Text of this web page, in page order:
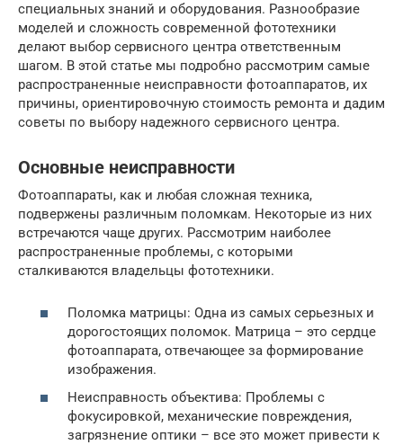
специальных знаний и оборудования. Разнообразие
моделей и сложность современной фототехники
делают выбор сервисного центра ответственным
шагом. В этой статье мы подробно рассмотрим самые
распространенные неисправности фотоаппаратов, их
причины, ориентировочную стоимость ремонта и дадим
советы по выбору надежного сервисного центра.
Основные неисправности
Фотоаппараты, как и любая сложная техника,
подвержены различным поломкам. Некоторые из них
встречаются чаще других. Рассмотрим наиболее
распространенные проблемы, с которыми
сталкиваются владельцы фототехники.
Поломка матрицы: Одна из самых серьезных и
дорогостоящих поломок. Матрица – это сердце
фотоаппарата, отвечающее за формирование
изображения.
Неисправность объектива: Проблемы с
фокусировкой, механические повреждения,
загрязнение оптики – все это может привести к